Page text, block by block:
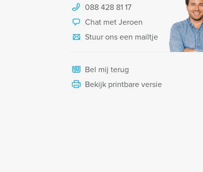
088 428 81 17
Chat met Jeroen
Stuur ons een mailtje
Bel mij terug
Bekijk printbare versie